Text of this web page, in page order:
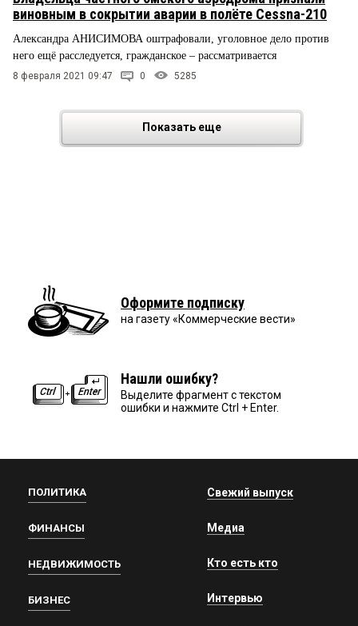
виновным в сокрытии аварии в полёте Cessna-210
Александра АНИСИМОВА оштрафовали, уголовное дело против
него ещё расследуется, гражданское – рассматривается
8 февраля 2021 09:47 0 5285
Показать еще
Оформите подписку
на газету «Коммерческие вести»
Нашли ошибку?
Выделите фрагмент с текстом
ошибки и нажмите Ctrl + Enter.
ПОЛИТИКА
ФИНАНСЫ
НЕДВИЖИМОСТЬ
БИЗНЕС
Свежий выпуск
Медиа
Кто есть кто
Интервью